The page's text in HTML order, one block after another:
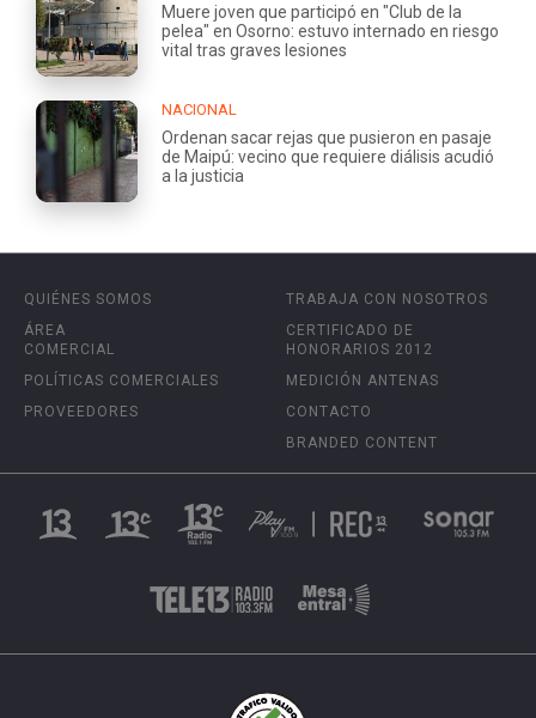
Muere joven que participó en "Club de la
pelea" en Osorno: estuvo internado en riesgo
vital tras graves lesiones
NACIONAL
Ordenan sacar rejas que pusieron en pasaje
de Maipú: vecino que requiere diálisis acudió
a la justicia
QUIÉNES SOMOS
ÁREA
COMERCIAL
POLÍTICAS COMERCIALES
PROVEEDORES
TRABAJA CON NOSOTROS
CERTIFICADO DE
HONORARIOS 2012
MEDICIÓN ANTENAS
CONTACTO
BRANDED CONTENT